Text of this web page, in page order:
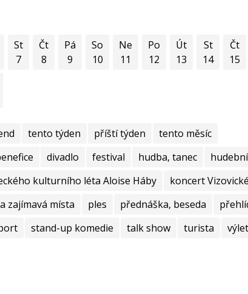
St
7
Čt
8
Pá
9
So
10
Ne
11
Po
12
Út
13
St
14
Čt
15
tento týden příští týden
tento měsíc
divadlo festival hudba, tanec
kulturního léta Aloise Háby
koncert
zajímavá místa ples přednáška, beseda
stand-up komedie talk show turista výlet